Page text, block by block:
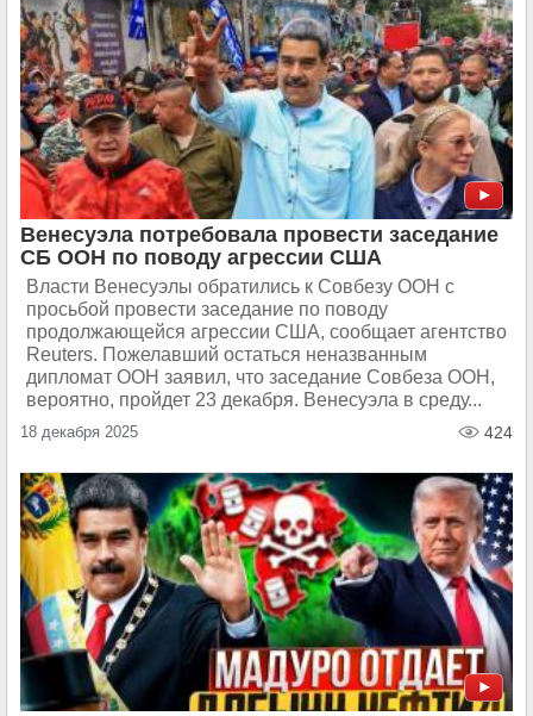
Венесуэла потребовала провести заседание
СБ ООН по поводу агрессии США
Власти Венесуэлы обратились к Совбезу ООН с
просьбой провести заседание по поводу
продолжающейся агрессии США, сообщает агентство
Reuters. Пожелавший остаться неназванным
дипломат ООН заявил, что заседание Совбеза ООН,
вероятно, пройдет 23 декабря. Венесуэла в среду...
18 декабря 2025 424